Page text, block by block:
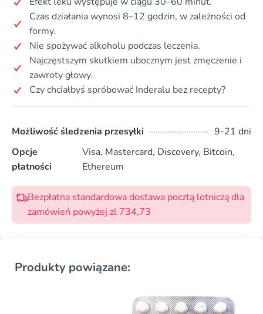
Czas działania wynosi 8–12 godzin, w zależności od
formy.
Nie spożywać alkoholu podczas leczenia.
Najczęstszym skutkiem ubocznym jest zmęczenie i
zawroty głowy.
Czy chciałbyś spróbować Inderalu bez recepty?
Możliwość śledzenia przesyłki
9-21 dni
Opcje
płatności
Visa, Mastercard, Discovery, Bitcoin,
Ethereum
Bezpłatna standardowa dostawa pocztą lotniczą dla
zamówień powyżej zl 734,73
Produkty powiązane: